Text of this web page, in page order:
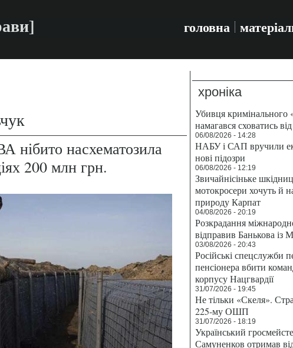
головна
нібито насхематозила
200 млн грн.
хроніка
Убивця кримінального
намагався сховатись
06/08/2026 - 14:28
НАБУ і САП вручили
нові підозри
06/08/2026 - 12:19
Звичайнісіньке
мотокросери хочуть й
природу Карпат
04/08/2026 - 20:19
Розкрадання
відправив Банькова із
03/08/2026 - 20:43
Російські спецслужби
пенсіонера вбити
корпусу Нацгвардії
31/07/2026 - 19:45
Не тільки «Скеля».
225-му ОШП
31/07/2026 - 18:19
Український
Самуненков отримав